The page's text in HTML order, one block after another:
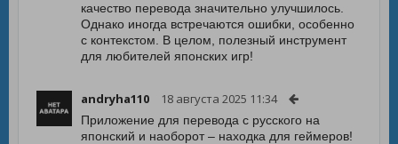
качество перевода значительно улучшилось.
Однако иногда встречаются ошибки, особенно
с контекстом. В целом, полезный инструмент
для любителей японских игр!
andryha110 18 августа 2025 11:34
Приложение для перевода с русского на
японский и наоборот – находка для геймеров!